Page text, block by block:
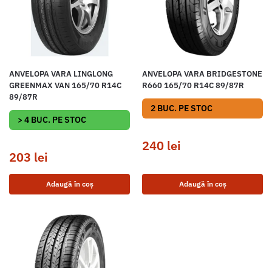
ANVELOPA VARA LINGLONG
GREENMAX VAN 165/70 R14C
89/87R
> 4 BUC. PE STOC
203 lei
Adaugă în coș
ANVELOPA VARA BRIDGESTONE
R660 165/70 R14C 89/87R
2 BUC. PE STOC
240 lei
Adaugă în coș